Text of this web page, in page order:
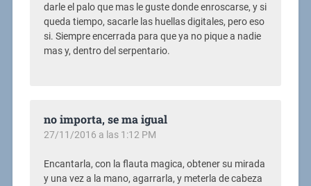
darle el palo que mas le guste donde enroscarse, y si
queda tiempo, sacarle las huellas digitales, pero eso
si. Siempre encerrada para que ya no pique a nadie
mas y, dentro del serpentario.
no importa, se ma igual
27/11/2016 a las 1:12 PM
Encantarla, con la flauta magica, obtener su mirada
y una vez a la mano, agarrarla, y meterla de cabeza